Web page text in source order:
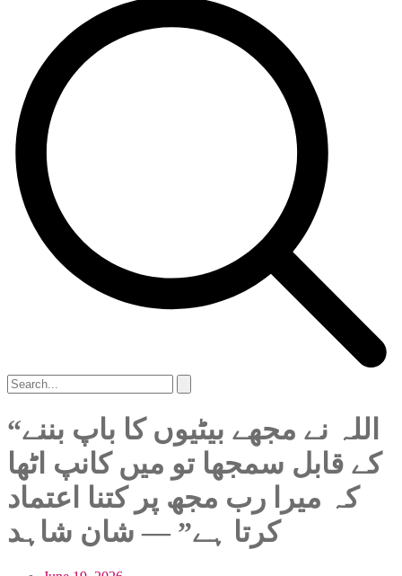
“اللہ نے مجھے بیٹیوں کا باپ بننے
کے قابل سمجھا تو میں کانپ اٹھا
کہ میرا رب مجھ پر کتنا اعتماد
کرتا ہے” — شان شاہد